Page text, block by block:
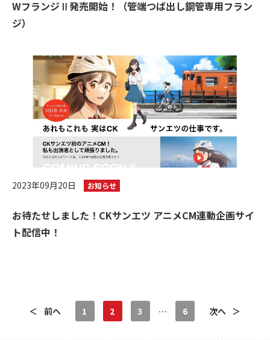
WフランジⅡ発売開始！（管端つば出し鋼管専用フラン
ジ）
2023年09月20日 お知らせ
お待たせしました！CKサンエツ アニメCM連動企画サイ
ト配信中！
＜ 前へ 1 2 3 … 6 次へ ＞